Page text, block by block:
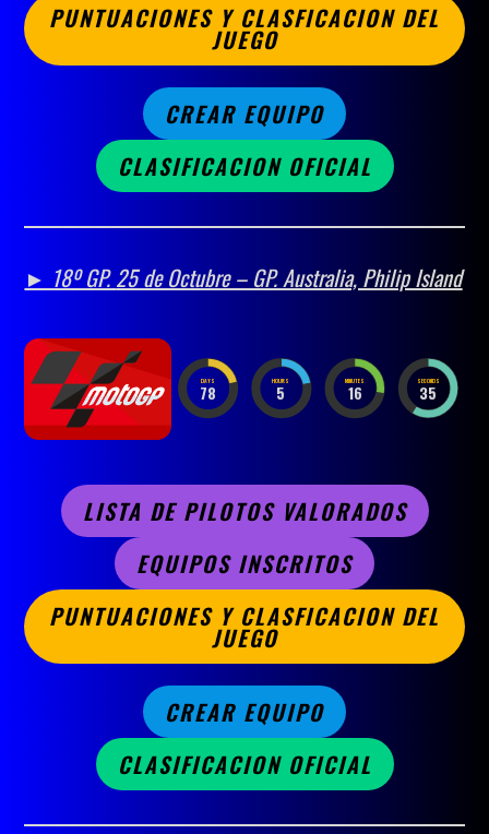
PUNTUACIONES Y CLASFICACION DEL
JUEGO
CREAR EQUIPO
CLASIFICACION OFICIAL
► 18º GP.25 de Octubre – GP. Australia, Philip Island
DAYS
78
HOURS
5
MINUTES
16
SECONDS
33
LISTA DE PILOTOS VALORADOS
EQUIPOS INSCRITOS
PUNTUACIONES Y CLASFICACION DEL
JUEGO
CREAR EQUIPO
CLASIFICACION OFICIAL